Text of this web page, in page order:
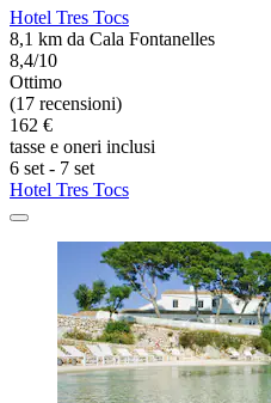
Hotel Tres Tocs
8,1 km da Cala Fontanelles
8,4/10
Ottimo
(17 recensioni)
162 €
tasse e oneri inclusi
6 set - 7 set
Hotel Tres Tocs